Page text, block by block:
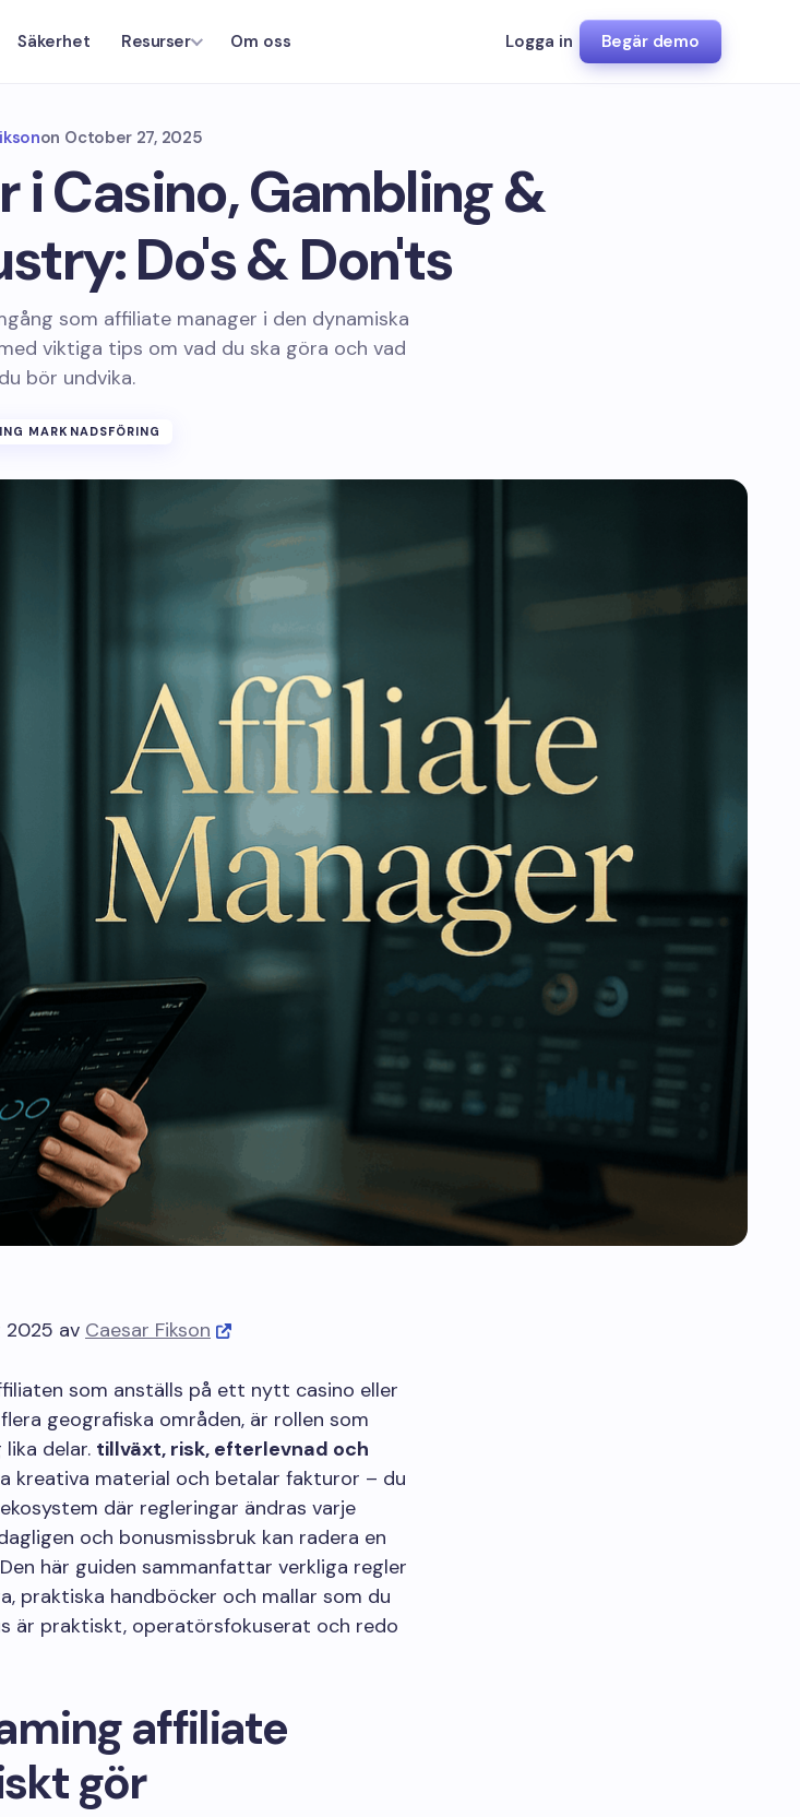
Säkerhet Resurser Om oss Logga in Begär demo
on October 27, 2025
Casino, Gambling &
Do's & Don'ts
som affiliate manager i den dynamiska
viktiga tips om vad du ska göra och vad
du bör undvika.
MARKNADSFÖRING
av Caesar Fikson
som anställs på ett nytt casino eller
geografiska områden, är rollen som
delar. tillväxt, risk, efterlevnad och
kreativa material och betalar fakturor – du
där regleringar ändras varje
och bonusmissbruk kan radera en
här guiden sammanfattar verkliga regler
praktiska handböcker och mallar som du
är praktiskt, operatörsfokuserat och redo
affiliate
gör